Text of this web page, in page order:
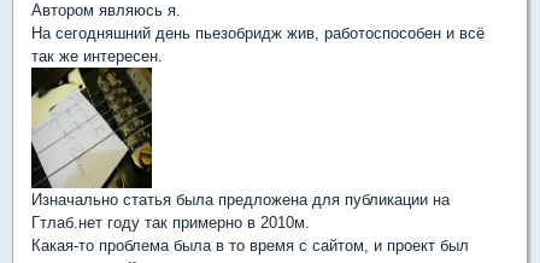
Автором являюсь я.
На сегодняшний день пьезобридж жив, работоспособен и всё
так же интересен.
Изначально статья была предложена для публикации на
Гтлаб.нет году так примерно в 2010м.
Какая-то проблема была в то время с сайтом, и проект был